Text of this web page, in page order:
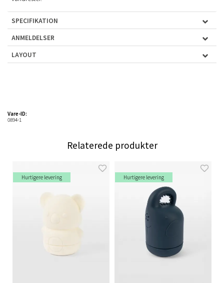
SPECIFIKATION
ANMELDELSER
LAYOUT
Vare-ID:
0894-1
Relaterede produkter
Hurtigere levering Hurtigere levering